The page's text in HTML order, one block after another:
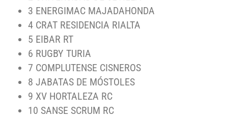
3 ENERGIMAC MAJADAHONDA
4 CRAT RESIDENCIA RIALTA
5 EIBAR RT
6 RUGBY TURIA
7 COMPLUTENSE CISNEROS
8 JABATAS DE MÓSTOLES
9 XV HORTALEZA RC
10 SANSE SCRUM RC